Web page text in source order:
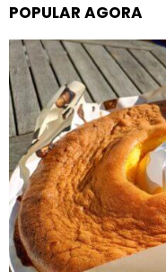
POPULAR AGORA